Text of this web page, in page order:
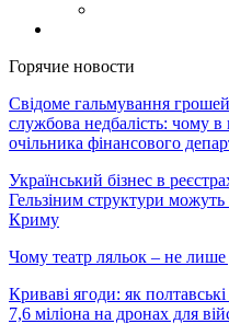
Горячие новости
Свідоме гальмування
службова недбалість: чому
очільника фінансового
Український бізнес в
Гельзіним структури
Криму
Чому театр ляльок – не лише
Криваві ягоди: як
7,6 міліона на дронах для